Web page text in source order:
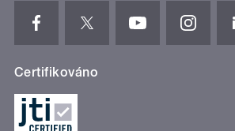
Certifikováno